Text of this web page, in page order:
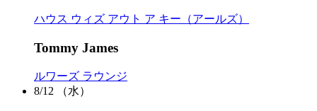
ハウス ウィズ アウト ア キー（アールズ）
Tommy James
ルワーズ ラウンジ
8/12
（水）